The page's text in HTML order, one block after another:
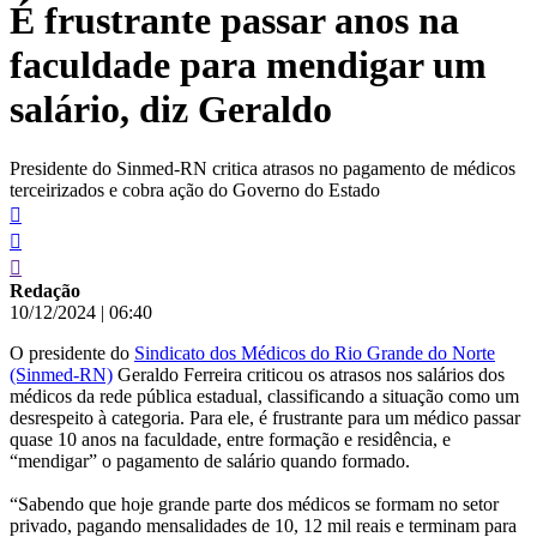
conteúdo
É frustrante passar anos na
faculdade para mendigar um
salário, diz Geraldo
Presidente do Sinmed-RN critica atrasos no pagamento de médicos
terceirizados e cobra ação do Governo do Estado
Redação
10/12/2024 | 06:40
O presidente do Sindicato dos Médicos do Rio Grande do Norte
(Sinmed-RN) Geraldo Ferreira criticou os atrasos nos salários dos
médicos da rede pública estadual, classificando a situação como um
desrespeito à categoria. Para ele, é frustrante para um médico passar
quase 10 anos na faculdade, entre formação e residência, e
“mendigar” o pagamento de salário quando formado.
“Sabendo que hoje grande parte dos médicos se formam no setor
privado, pagando mensalidades de 10, 12 mil reais e terminam para